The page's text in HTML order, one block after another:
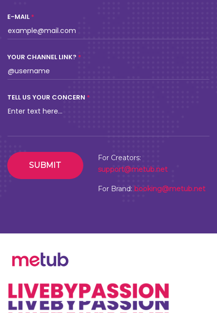
READY TO
CREATE...
BY PASSION?
I’m a Creator
E-MAIL
YOUR CHANNEL LINK?
SUBMIT
support@metub.net
For Brand:booking@metub.net